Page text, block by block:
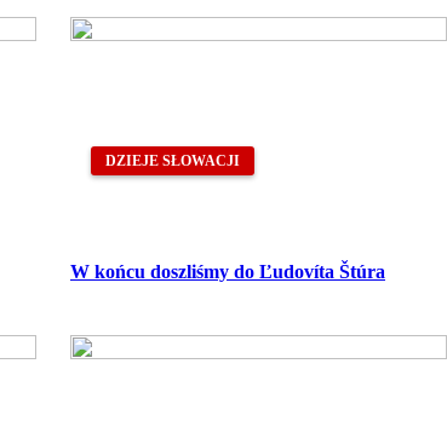
DZIEJE SŁOWACJI
W końcu doszliśmy do Ľudovíta Štúra